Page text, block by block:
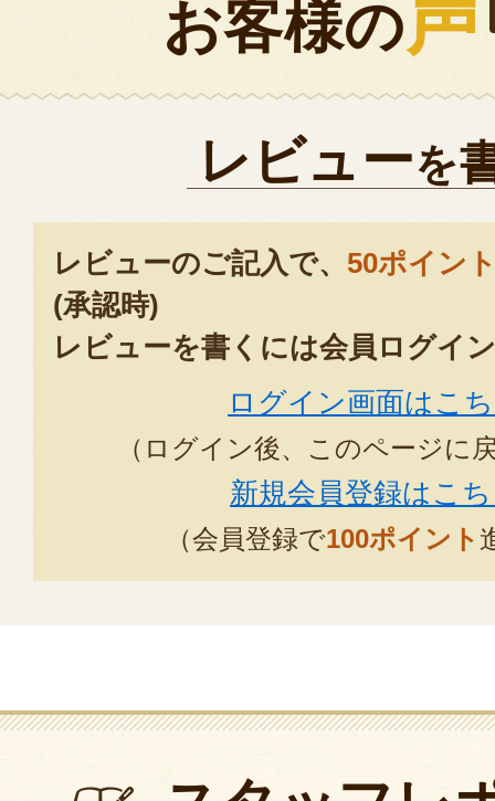
お客様の声
レビューを
レビューのご記入で、 50ポイン
(承認時)
レビューを書くには会員ログイ
ログイン画面はこ
（ログイン後、このページに
新規会員登録はこ
（会員登録で100ポイント